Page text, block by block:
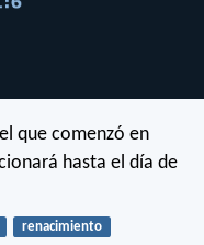
que comenzó en
hasta el día de
renacimiento